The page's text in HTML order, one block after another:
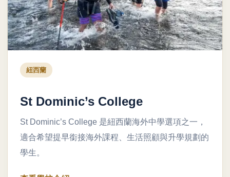
紐西蘭
St Dominic’s College
St Dominic’s College 是紐西蘭海外中學選項之一，
適合希望提早銜接海外課程、生活照顧與升學規劃的
學生。